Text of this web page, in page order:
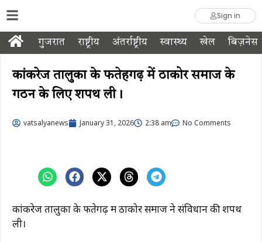
Sign in
गुजरात राष्ट्रीय अंतर्राष्ट्रीय स्वास्थ्य खेल बिज़नेस
कांकरेज तालुका के फतेहगढ़ में ठाकोर समाज के
गठन के लिए शपथ ली।
vatsalyanews January 31, 2026 2:38 am No Comments
कांकरेज तालुका के फतेगढ़ में ठाकोर समाज ने संविधान की शपथ
ली।